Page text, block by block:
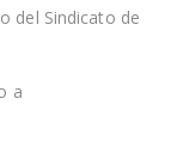
del Sindicato de
a